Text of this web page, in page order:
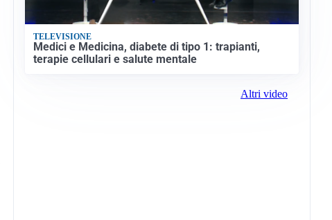
TELEVISIONE
Medici e Medicina, diabete di tipo 1: trapianti,
terapie cellulari e salute mentale
Altri video